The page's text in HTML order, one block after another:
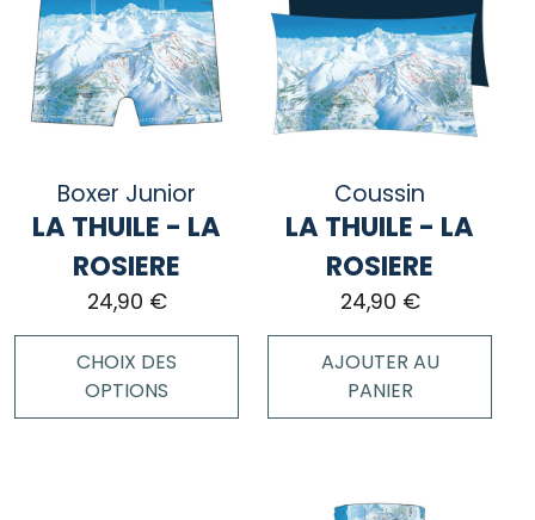
variations.
Les
options
peuvent
variations.
Les
options
peuvent
Boxer Junior
LA THUILE - LA
ROSIERE
24,90 €
CHOIX DES
OPTIONS
Coussin
LA THUILE - LA
ROSIERE
24,90 €
AJOUTER AU
PANIER